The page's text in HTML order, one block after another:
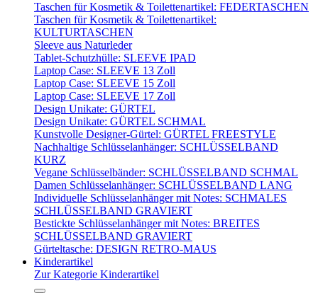
Taschen für Kosmetik & Toilettenartikel: FEDERTASCHEN
Taschen für Kosmetik & Toilettenartikel:
KULTURTASCHEN
Sleeve aus Naturleder
Tablet-Schutzhülle: SLEEVE IPAD
Laptop Case: SLEEVE 13 Zoll
Laptop Case: SLEEVE 15 Zoll
Laptop Case: SLEEVE 17 Zoll
Design Unikate: GÜRTEL
Design Unikate: GÜRTEL SCHMAL
Kunstvolle Designer-Gürtel: GÜRTEL FREESTYLE
Nachhaltige Schlüsselanhänger: SCHLÜSSELBAND
KURZ
Vegane Schlüsselbänder: SCHLÜSSELBAND SCHMAL
Damen Schlüsselanhänger: SCHLÜSSELBAND LANG
Individuelle Schlüsselanhänger mit Notes: SCHMALES
SCHLÜSSELBAND GRAVIERT
Bestickte Schlüsselanhänger mit Notes: BREITES
SCHLÜSSELBAND GRAVIERT
Gürteltasche: DESIGN RETRO-MAUS
Kinderartikel
Zur Kategorie Kinderartikel